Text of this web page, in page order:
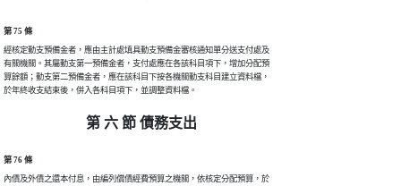
第 75 條
經核定動支預備金者，應由主計處填具動支預備金審核通知單分送支付處及
有關機關。其屬動支第一預備金者，支付處應在各該科目項下，增加分配預
算餘額；動支第二預備金者，應在該科目下按各機關動支科目建立資料檔，
於年終收支結束後，併入各科目項下，並調整資料檔。
第 六 節 債務支出
第 76 條
內債及外債之還本付息，由編列償債經費預算之機關，依核定分配預算，於